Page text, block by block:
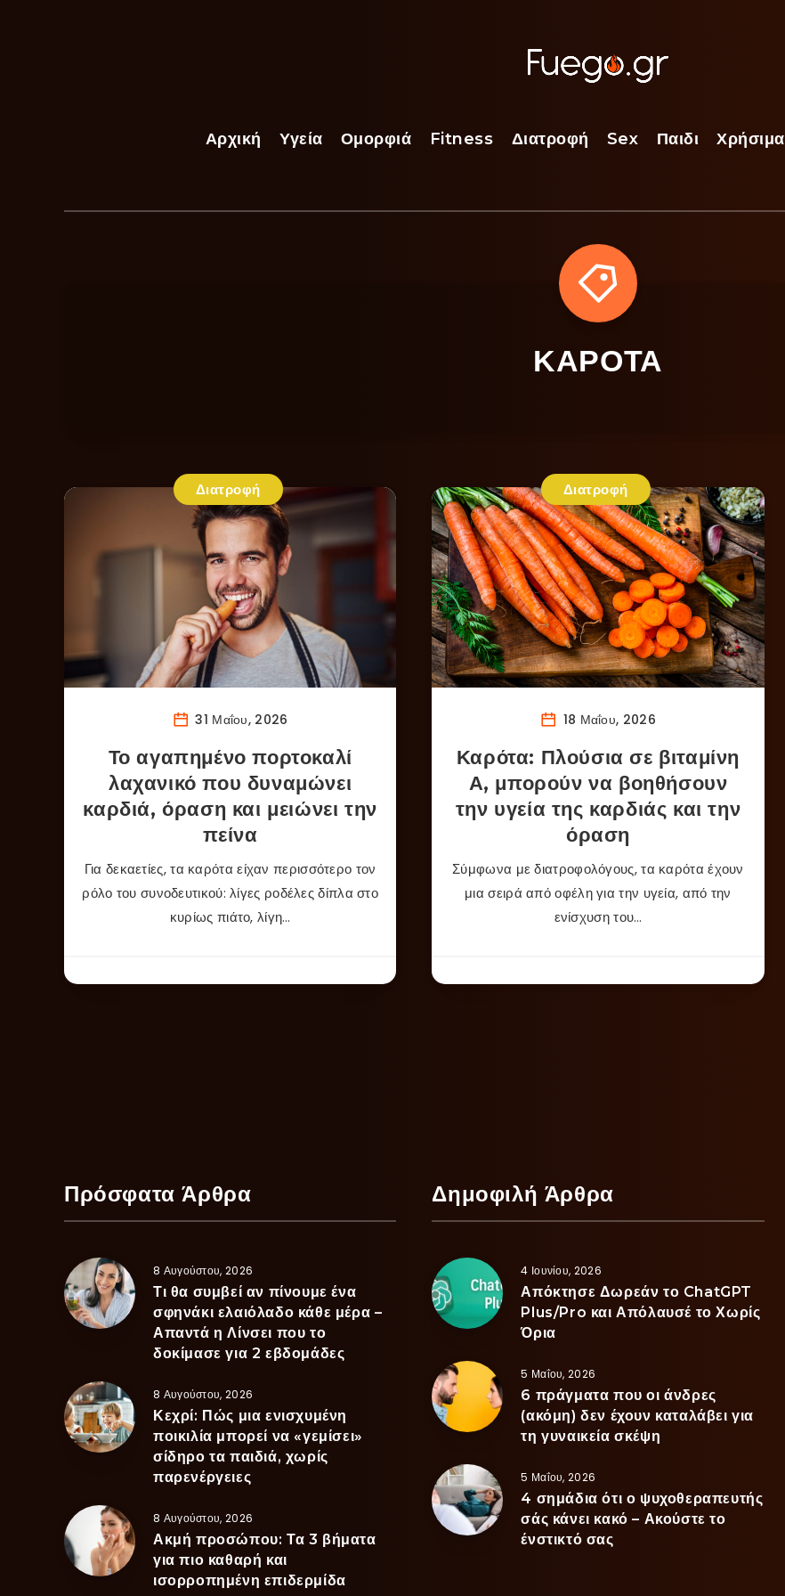
Αρχική Υγεία Ομορφιά Fitness Διατροφή Sex Παιδι Χρήσιμα
ΚΑΡΟΤΑ
Διατροφή
31 Μαΐου, 2026
Το αγαπημένο πορτοκαλί
λαχανικό που δυναμώνει
καρδιά, όραση και μειώνει την
πείνα
Για δεκαετίες, τα καρότα είχαν περισσότερο τον
ρόλο του συνοδευτικού: λίγες ροδέλες δίπλα στο
κυρίως πιάτο, λίγη…
Διατροφή
18 Μαΐου, 2026
Καρότα: Πλούσια σε βιταμίνη
Α, μπορούν να βοηθήσουν
την υγεία της καρδιάς και την
όραση
Σύμφωνα με διατροφολόγους, τα καρότα έχουν
μια σειρά από οφέλη για την υγεία, από την
ενίσχυση του…
Πρόσφατα Άρθρα
8 Αυγούστου, 2026
Τι θα συμβεί αν πίνουμε ένα
σφηνάκι ελαιόλαδο κάθε μέρα –
Απαντά η Λίνσει που το
δοκίμασε για 2 εβδομάδες
8 Αυγούστου, 2026
Κεχρί: Πώς μια ενισχυμένη
ποικιλία μπορεί να «γεμίσει»
σίδηρο τα παιδιά, χωρίς
παρενέργειες
8 Αυγούστου, 2026
Ακμή προσώπου: Τα 3 βήματα
για πιο καθαρή και
ισορροπημένη επιδερμίδα
Δημοφιλή Άρθρα
4 Ιουνίου, 2026
Απόκτησε Δωρεάν το ChatGPT
Plus/Pro και Απόλαυσέ το Χωρίς
Όρια
5 Μαΐου, 2026
6 πράγματα που οι άνδρες
(ακόμη) δεν έχουν καταλάβει για
τη γυναικεία σκέψη
5 Μαΐου, 2026
4 σημάδια ότι ο ψυχοθεραπευτής
σάς κάνει κακό – Ακούστε το
ένστικτό σας